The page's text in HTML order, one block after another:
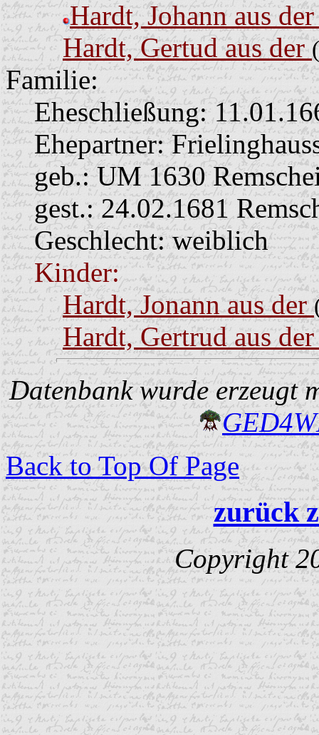
Hardt, Johann aus
Hardt, Gertud aus der
Familie:
Eheschließung:
Ehepartner:
geb.: UM 1630
gest.: 24.02.1681
Geschlecht: weiblich
Kinder:
Hardt, Jonann aus der
Hardt, Gertrud aus
Datenbank wurde erzeugt
Back to Top Of Page
zurück
Copyright